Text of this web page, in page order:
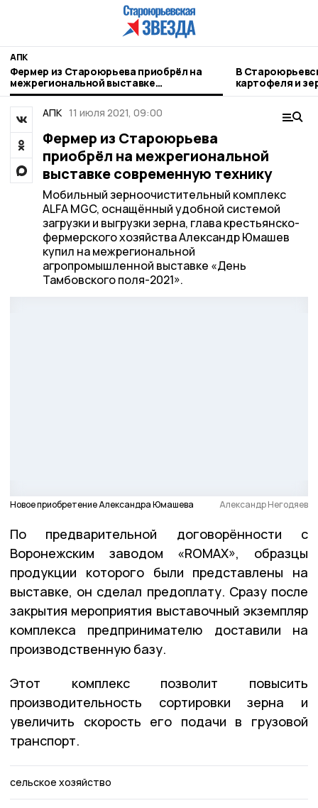
АПК
Фермер из Староюрьева приобрёл на
межрегиональной выставке
современную технику
В
картофеля и
АПК 11 июля 2021, 09:00
Фермер из Староюрьева
приобрёл на межрегиональной
выставке современную технику
Мобильный зерноочистительный комплекс
ALFA MGC, оснащённый удобной системой
загрузки и выгрузки зерна, глава крестьянско-
фермерского хозяйства Александр Юмашев
купил на межрегиональной
агропромышленной выставке «День
Тамбовского поля-2021».
Новое приобретение Александра Юмашева Александр Негодяев
По предварительной договорённости с
Воронежским заводом «ROMAX», образцы
продукции которого были представлены на
выставке, он сделал предоплату. Сразу после
закрытия мероприятия выставочный экземпляр
комплекса предпринимателю доставили на
производственную базу.
Этот комплекс позволит повысить
производительность сортировки зерна и
увеличить скорость его подачи в грузовой
транспорт.
сельское хозяйство